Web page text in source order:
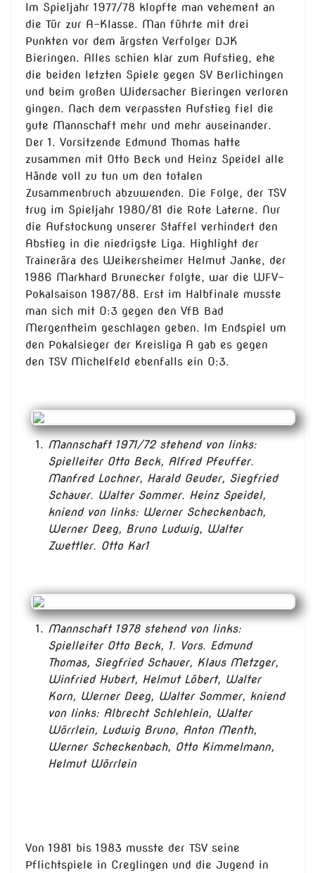
Im Spieljahr 1977/78 klopfte man vehement an
die Tür zur A-Klasse. Man führte mit drei
Punkten vor dem ärgsten Verfolger DJK
Bieringen. Alles schien klar zum Aufstieg, ehe
die beiden letzten Spiele gegen SV Berlichingen
und beim großen Widersacher Bieringen verloren
gingen. Nach dem verpassten Aufstieg fiel die
gute Mannschaft mehr und mehr auseinander.
Der 1. Vorsitzende Edmund Thomas hatte
zusammen mit Otto Beck und Heinz Speidel alle
Hände voll zu tun um den totalen
Zusammenbruch abzuwenden. Die Folge, der TSV
trug im Spieljahr 1980/81 die Rote Laterne. Nur
die Aufstockung unserer Staffel verhindert den
Abstieg in die niedrigste Liga. Highlight der
Trainerära des Weikersheimer Helmut Janke, der
1986 Markhard Brunecker folgte, war die WFV-
Pokalsaison 1987/88. Erst im Halbfinale musste
man sich mit 0:3 gegen den VfB Bad
Mergentheim geschlagen geben. Im Endspiel um
den Pokalsieger der Kreisliga A gab es gegen
den TSV Michelfeld ebenfalls ein 0:3.
Mannschaft 1971/72 stehend von links:
Spielleiter Otto Beck, Alfred Pfeuffer.
Manfred Lochner, Harald Geuder, Siegfried
Schauer. Walter Sommer. Heinz Speidel,
kniend von links: Werner Scheckenbach,
Werner Deeg, Bruno Ludwig, Walter
Zwettler. Otto Kar1
Mannschaft 1978 stehend von links:
Spielleiter Otto Beck, 1. Vors. Edmund
Thomas, Siegfried Schauer, Klaus Metzger,
Winfried Hubert, Helmut Löbert, Walter
Korn, Werner Deeg, Walter Sommer, kniend
von links: Albrecht Schlehlein, Walter
Wörrlein, Ludwig Bruno, Anton Menth,
Werner Scheckenbach, Otto Kimmelmann,
Helmut Wörrlein
Von 1981 bis 1983 musste der TSV seine
Pflichtspiele in Creglingen und die Jugend in